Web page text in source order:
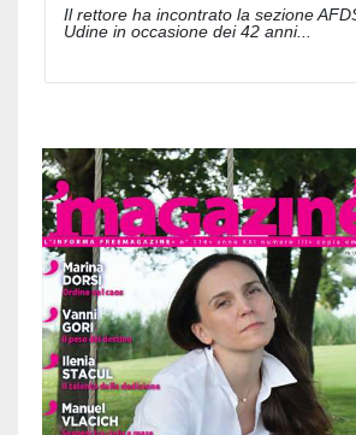
Il rettore ha incontrato la sezione
Udine in occasione dei 42 anni...